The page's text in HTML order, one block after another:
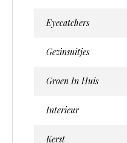
Eyecatchers
Gezinsuitjes
Groen In Huis
Interieur
Kerst